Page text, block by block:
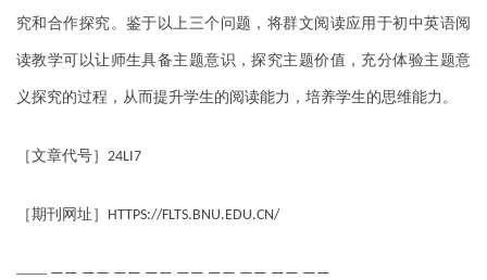
究和合作探究。鉴于以上三个问题，将群文阅读应用于初中英语阅
读教学可以让师生具备主题意识，探究主题价值，充分体验主题意
义探究的过程，从而提升学生的阅读能力，培养学生的思维能力。
［文章代号］ 24LI7
［期刊网址］ HTTPS://FLTS.BNU.EDU.CN/
—— —— —— —— —— —— —— —— —— ——